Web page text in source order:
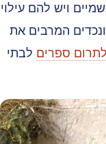
ויש להם עילוי
המרבים את
ספריםלבתי